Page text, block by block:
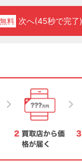
無料 次へ(45秒で完了)